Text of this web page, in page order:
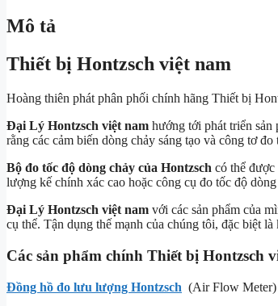
Mô tả
Thiết bị Hontzsch việt nam
Hoàng thiên phát phân phối chính hãng Thiết bị
Đại Lý Hontzsch việt nam hướng tới phát triển
rằng các cảm biến dòng chảy sáng tạo và công tơ
Bộ đo tốc độ dòng chảy của Hontzsch có thể
lượng kế chính xác cao hoặc công cụ đo tốc độ
Đại Lý Hontzsch việt nam với các sản phẩm của
cụ thể. Tận dụng thế mạnh của chúng tôi, đặc biệt
Các sản phẩm chính Thiết bị Hontzsch
Đồng hồ đo lưu lượng Hontzsch (Air Flow Meter)